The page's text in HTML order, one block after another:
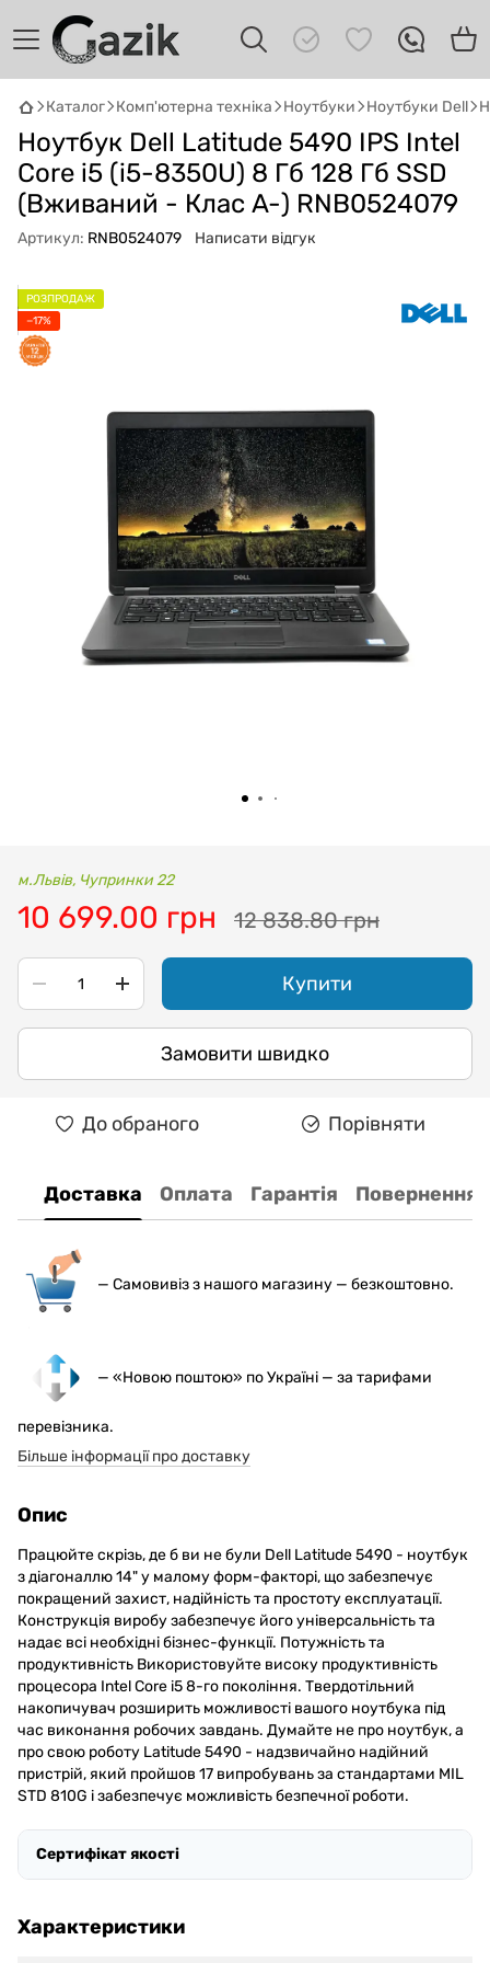
Каталог Комп'ютерна техніка Ноутбуки Ноутбуки Dell
Ноутбук Dell Latitude 5490 IPS Intel
Core i5 (i5-8350U) 8 Гб 128 Гб SSD
(Вживаний - Клас A-) RNB0524079
Артикул: RNB0524079 Написати відгук
РОЗПРОДАЖ
−17%
м.Львів, Чупринки 22
10 699.00 грн 12 838.80 грн
Купити
Замовити швидко
До обраного Порівняти
Доставка Оплата Гарантія Повернення
— Самовивіз з нашого магазину — безкоштовно.
— «Новою поштою» по Україні — за тарифами
перевізника.
Більше інформації про доставку
Опис
Працюйте скрізь, де б ви не були Dell Latitude 5490 - ноутбук
з діагоналлю 14" у малому форм-факторі, що забезпечує
покращений захист, надійність та простоту експлуатації.
Конструкція виробу забезпечує його універсальність та
надає всі необхідні бізнес-функції. Потужність та
продуктивність Використовуйте високу продуктивність
процесора Intel Core i5 8-го покоління. Твердотільний
накопичувач розширить можливості вашого ноутбука під
час виконання робочих завдань. Думайте не про ноутбук, а
про свою роботу Latitude 5490 - надзвичайно надійний
пристрій, який пройшов 17 випробувань за стандартами MIL
STD 810G і забезпечує можливість безпечної роботи.
Сертифікат якості
Характеристики
GAZIK AI
Онлайн · пошук техніки
Привіт! 👋 Я Gazik AI — допоможу
підібрати вживану комп'ютерну техніку.